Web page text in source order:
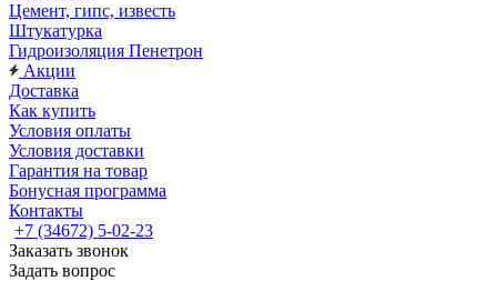
Цемент, гипс, известь
Штукатурка
Гидроизоляция Пенетрон
Акции
Доставка
Как купить
Условия оплаты
Условия доставки
Гарантия на товар
Бонусная программа
Контакты
+7 (34672) 5-02-23
Заказать звонок
Задать вопрос